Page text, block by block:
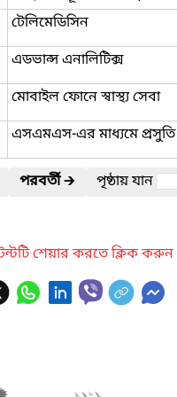
টেলিমেডিসিন
এডভান্স এনালিটিক্স
মোবাইল ফোনে স্বাস্থ্য সেবা
এসএমএস-এর মাধ্যমে প্রসুতি
পরবর্তী🡲 পৃষ্ঠায় যান
শেয়ার করতে ক্লিক করুন